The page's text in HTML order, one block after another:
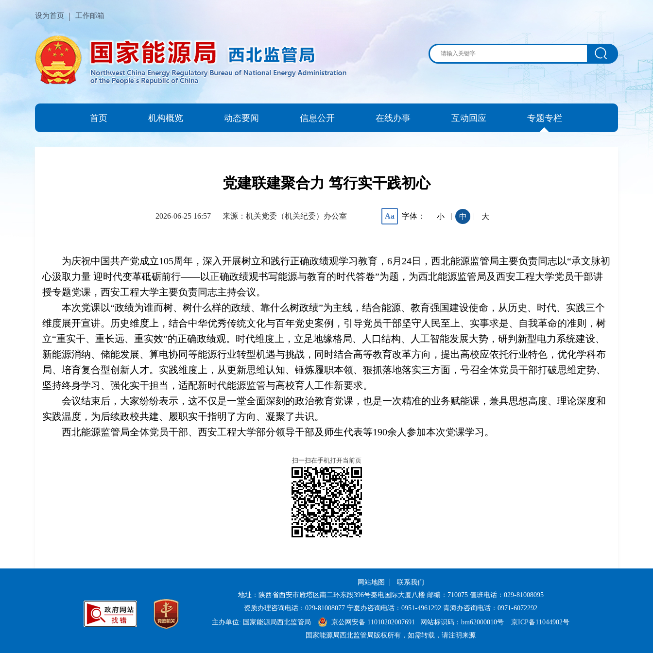
设为首页 工作邮箱
首页 机构概览 动态要闻 信息公开 在线办事 互动回应 专题专栏
党建联建聚合力 笃行实干践初心
2026-06-25 16:57 来源：机关党委（机关纪委）办公室 Aa 字体： 小 | 中 | 大
为庆祝中国共产党成立105周年，深入开展树立和践行正确政绩观学习教育，6月24日，西北能源监管局主要负责同志以“承文脉初
心汲取力量 迎时代变革砥砺前行——以正确政绩观书写能源与教育的时代答卷”为题，为西北能源监管局及西安工程大学党员干部讲
授专题党课，西安工程大学主要负责同志主持会议。
本次党课以“政绩为谁而树、树什么样的政绩、靠什么树政绩”为主线，结合能源、教育强国建设使命，从历史、时代、实践三个
维度展开宣讲。历史维度上，结合中华优秀传统文化与百年党史案例，引导党员干部坚守人民至上、实事求是、自我革命的准则，树
立“重实干、重长远、重实效”的正确政绩观。时代维度上，立足地缘格局、人口结构、人工智能发展大势，研判新型电力系统建设、
新能源消纳、储能发展、算电协同等能源行业转型机遇与挑战，同时结合高等教育改革方向，提出高校应依托行业特色，优化学科布
局、培育复合型创新人才。实践维度上，从更新思维认知、锤炼履职本领、狠抓落地落实三方面，号召全体党员干部打破思维定势、
坚持终身学习、强化实干担当，适配新时代能源监管与高校育人工作新要求。
会议结束后，大家纷纷表示，这不仅是一堂全面深刻的政治教育党课，也是一次精准的业务赋能课，兼具思想高度、理论深度和
实践温度，为后续政校共建、履职实干指明了方向、凝聚了共识。
西北能源监管局全体党员干部、西安工程大学部分领导干部及师生代表等190余人参加本次党课学习。
扫一扫在手机打开当前页
网站地图
联系我们
地址：陕西省西安市雁塔区南二环东段396号秦电国际大厦八楼 邮编：710075 值班电话：029-81008095
资质办理咨询电话：029-81008077 宁夏办咨询电话：0951-4961292 青海办咨询电话：0971-6072292
主办单位: 国家能源局西北监管局
京公网安备 11010202007691 网站标识码：bm62000010号
京ICP备11044902号
国家能源局西北监管局版权所有，如需转载，请注明来源